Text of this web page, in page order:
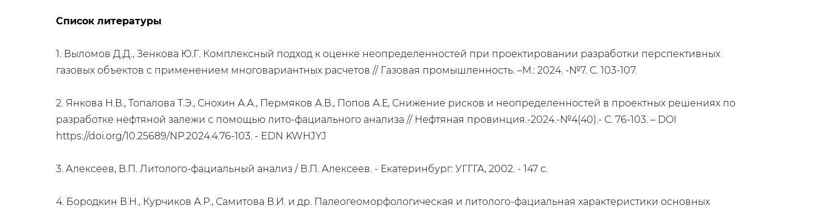
Список литературы
1. Выломов Д.Д., Зенкова Ю.Г. Комплексный подход к оценке неопределенностей при проектировании разработки перспективных
газовых объектов с применением многовариантных расчетов // Газовая промышленность. –М.: 2024. -№7. С. 103-107.
2. Янкова Н.В., Топалова Т.Э., Снохин А.А., Пермяков А.В., Попов А.Е, Снижение рисков и неопределенностей в проектных решениях по
разработке нефтяной залежи с помощью лито-фациального анализа // Нефтяная провинция.-2024.-№4(40).- С. 76-103. – DOI
https://doi.org/10.25689/NP.2024.4.76-103. - EDN KWHJYJ
3. Алексеев, В.П. Литолого-фациальный анализ / В.П. Алексеев. - Екатеринбург: УГГГА, 2002. - 147 с.
4. Бородкин В.Н., Курчиков А.Р., Самитова В.И. и др. Палеогеоморфологическая и литолого-фациальная характеристики основных